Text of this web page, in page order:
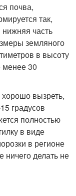
почва,
так,
часть
земляного
в высоту
менее 30
вызреть,
градусов
полностью
в виде
в регионе
делать не